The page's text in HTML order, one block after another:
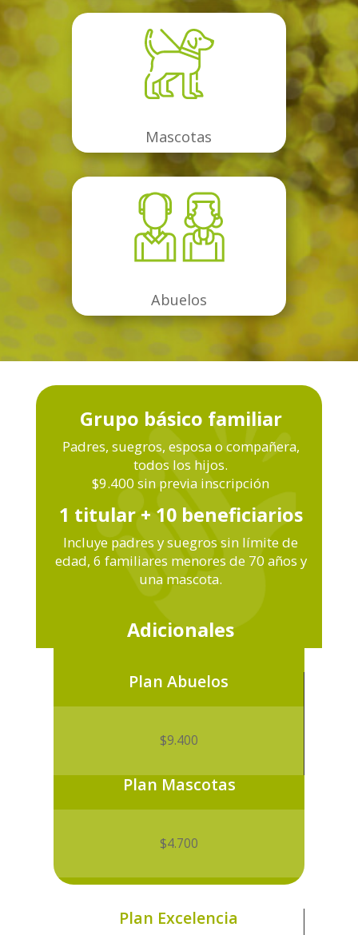
Mascotas
Abuelos
Grupo básico familiar
Padres, suegros, esposa o compañera,
todos los hijos.
$9.400 sin previa inscripción
1 titular + 10 beneficiarios
Incluye padres y suegros sin límite de
edad, 6 familiares menores de 70 años y
una mascota.
Adicionales
Plan Abuelos
$9.400
Plan Mascotas
$4.700
Plan Excelencia